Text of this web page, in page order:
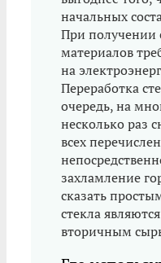
начальных
При получении
материалов
на
Переработка
очередь, на
несколько раз
всех
захламление
сказать
стекла
вторичным